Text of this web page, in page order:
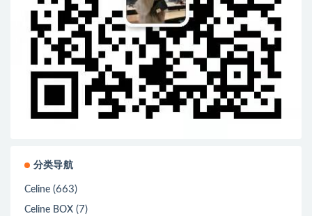
分类导航
Celine (663)
Celine BOX (7)